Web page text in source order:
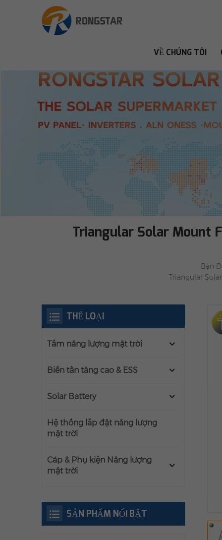
VỀ CHÚNG TÔI
Triangular Solar Mount
Bạn
Triangular
THỂ LOẠI
Tấm năng lượng mặt trời
Biến tần tăng cao & ESS
Solar Battery
Hệ thống lắp đặt năng lượng
mặt trời
Cáp & Phụ kiện Năng lượng
mặt trời
SẢN PHẨM NỔI BẬT